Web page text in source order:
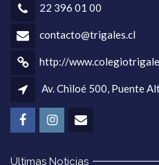
22 396 01 00
contacto@trigales.cl
http://
Av. Chiloé 500, Puente
Últimas Noticias